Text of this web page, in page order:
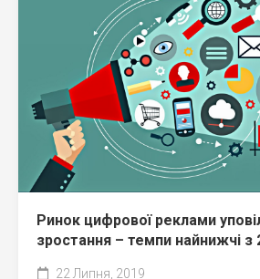
Ринок цифрової реклами
зростання – темпи найнижчі з
22 Липня, 2019